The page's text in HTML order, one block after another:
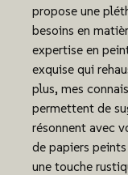
propose une
besoins en
expertise en
exquise qui
plus, mes
permettent de
résonnent avec
de papiers
une touche